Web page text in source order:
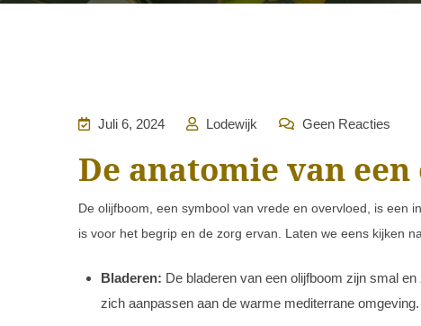
Juli 6, 2024 Lodewijk Geen Reacties
De anatomie van
De olijfboom, een symbool van vrede en overvloed, is een
is voor het begrip en de zorg ervan. Laten we eens kijken
Bladeren: De bladeren van een olijfboom zijn smal
zich aanpassen aan de warme mediterrane omgeving.